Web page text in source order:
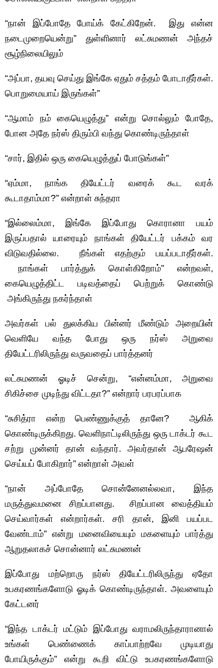
“நான் இப்போதே போய்க் கேட்கிறேன். இது என்ன
நடைமுறையென்று” துள்ளினார் லட்சுமணன் அந்தச்
சூழ்நிலையிலும்
“அப்பா, தயவு செய்து இங்கே ஏதும் சத்தம் போடாதீர்கள்.
பொறுமையாய் இருங்கள்”
“ஆமாம் நம் கையெழுத்து” என்று சொல்லும் போதே,
போன அதே நர்ஸ் திரும்பி வந்து கொண்டிருந்தாள்
“சார், இதில் ஒரு கையெழுத்துப் போடுங்கள்”
“ஏம்மா, நாங்க தியேட்டர் வரைக் கூட வரக்
கூடாதாம்மா?” என்றாள் சுந்தரா
“இல்லைம்மா, இங்கே இப்போது கொரானா பயம்
இருப்பதால் யாரையும் நாங்கள் தியேட்டர் பக்கம் வர
விடுவதில்லை. நீங்கள் எதற்கும் பயப்படாதீர்கள்.
நாங்கள் பார்த்துக் கொள்கிறோம்” என்றவள்,
கையெழுத்திட்ட படிவத்தைப் பெற்றுக் கொண்டு
அங்கிருந்து நகர்ந்தாள்
அவர்கள் பல் துலக்கிய பின்னர் மீண்டும் அறையின்
வெளியே வந்த போது ஒரு நர்ஸ் அறுவை
தியேட்டரிலிருந்து வருவதைப் பார்த்தனர்
லட்சுமணன் ஓடிச் சென்று, “என்னம்மா, அறுவை
சிகிச்சை முடிந்து விட்டதா?” என்றார் பரபரப்பாக
“சுசித்ரா என்ற பெண்ணுக்குத் தானே? ஆகிக்
கொண்டிருக்கிறது. வெளிநாட்டிலிருந்து ஒரு டாக்டர் கூட
சற்று முன்னர் தான் வந்தார். அவர்தான் ஆபரேஷன்
செய்யப் போகிறார்” என்றாள் அவள்
“நான் அப்போதே சொன்னேனல்லவா, இந்த
மருத்துவமனை சிறப்பானது. சிறப்பான வைத்தியம்
செய்வார்கள் என்றார்கள். சரி தான், இனி பயப்பட
வேண்டாம்” என்று மனைவியையும் மகளையும் பார்த்து
ஆறுதலாகச் சொன்னார் லட்சுமணன்
இப்போது மற்றொரு நர்ஸ் தியேட்டரிலிருந்து ஏதோ
உபகரணங்களோடு ஓடிக் கொண்டிருந்தாள். அவளையும்
கேட்டனர்
“இந்த டாக்டர் மட்டும் இப்போது வராமலிருந்தாரானால்
உங்கள் பெண்ணைக் காப்பாற்றவே முடியாது
போயிருக்கும்” என்று கூறி விட்டு உபகரணங்களோடு